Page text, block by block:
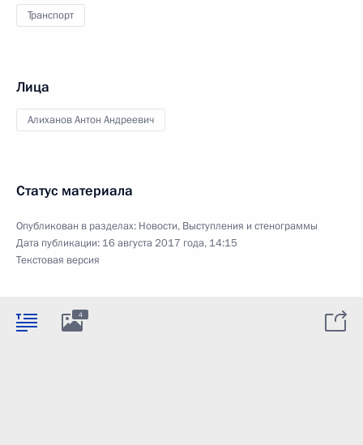
Транспорт
Лица
Алиханов Антон Андреевич
Статус материала
Опубликован в разделах: Новости, Выступления и стенограммы
Дата публикации: 16 августа 2017 года, 14:15
Текстовая версия
4